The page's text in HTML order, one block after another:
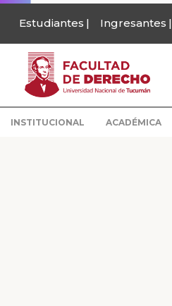
Estudiantes Ingresantes
INSTITUCIONAL ACADÉMICA